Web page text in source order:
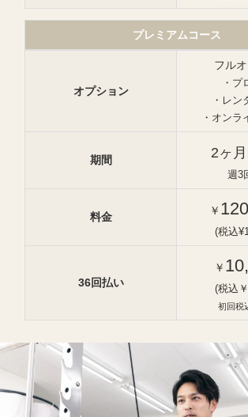
プレミアムコース
オプション
フル
・プ
・レン
・オンラ
期間 2ヶ
週3
料金 ￥
(税込
36回払い
￥
(税込
初回税